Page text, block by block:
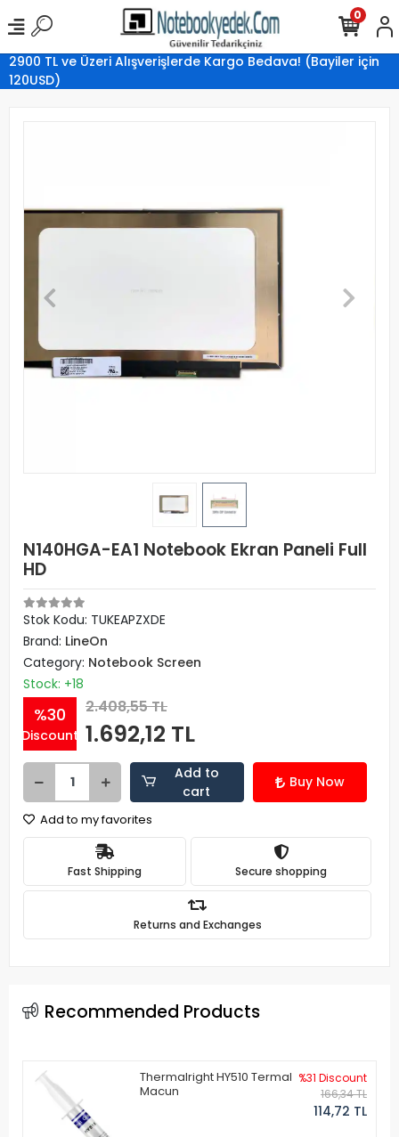
2900 TL ve Üzeri Alışverişlerde Kargo Bedava! (Bayiler için
120USD)
0
N140HGA-EA1 Notebook Ekran Paneli Full
HD
Stok Kodu: TUKEAPZXDE
Brand: LineOn
Category: Notebook Screen
Stock: +18
%30
Discount
2.408,55 TL
1.692,12 TL
Add to
cart
Buy Now
Add to my favorites
Fast Shipping Secure shopping
Returns and Exchanges
Recommended Products
Thermalright HY510 Termal
Macun
%31 Discount
166,34 TL
114,72 TL